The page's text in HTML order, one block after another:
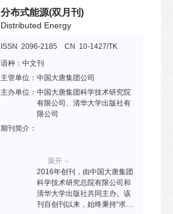
成、组装、理论计算，基于多
金属氧簇等团簇的超分子、分
多金属氧簇等团簇在催化、能
应用等，旨在传播前沿基础研
究和创新性应用研究最新进
展，为国内外该领域学者搭建
一流的国际学术交流平台，促
进学科发展。已被ESCI、Ei
Compendex、Scopus、DOAJ
分布式能源(双月刊)
Distributed Energy
ISSN 2096-2185 CN 10-1427/TK
语种： 中文刊
主管单位： 中国大唐集团公司
主办单位： 中国大唐集团科学技术研究院
有限公司、清华大学出版社有
限公司
期刊简介：
展开
2016年创刊，由中国大唐集团
科学技术研究总院有限公司和
清华大学出版社共同主办。该
刊自创刊以来，始终秉持“求实